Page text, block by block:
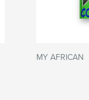
MY AFRICAN